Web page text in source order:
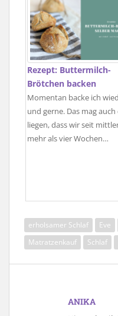
Rezept: Buttermilch-
Brötchen backen
Momentan backe ich
und gerne. Das mag auch
liegen, dass wir seit
mehr als vier Wochen…
erholsamer Schlaf Eve
Matratzenkauf
Schlaf
ANIKA